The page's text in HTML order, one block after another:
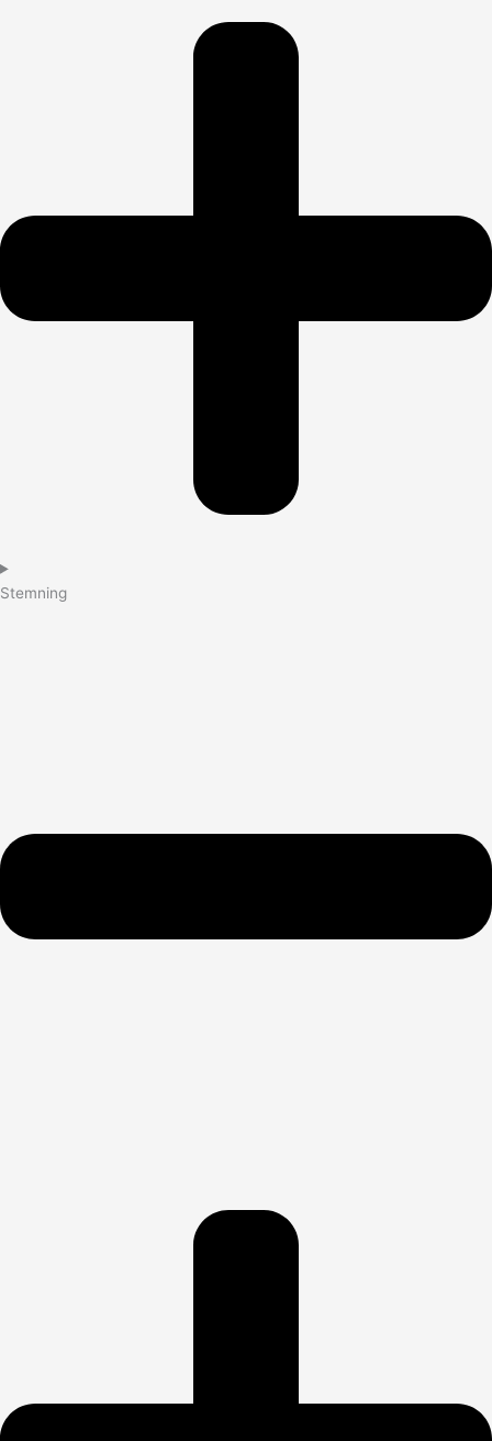
Stemning